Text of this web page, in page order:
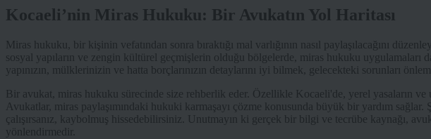
Kocaeli’nin Miras Hukuku: Bir Avukatın Yol Haritası
Miras hukuku, bir kişinin vefatından sonra bıraktığı mal varlığının nasıl paylaşılacağını
sosyal yapıların ve zengin kültürel geçmişlerin olduğu bölgelerde, miras hukuku uygulamaları
yapınızın, mülklerinizin ve hatta borçlarınızın detaylarını iyi bilmek, gelecekteki sorunları
Bir avukat, miras hukuku sürecinde size rehberlik eder. Özellikle Kocaeli'de, yerel yasaların ve
Avukatlar, miras paylaşımındaki hukuki karmaşayı çözme konusunda büyük bir yardım sağlar.
çalışırsanız, kaybolmuş hissedebilirsiniz. Unutmayın ki gerçek bir bilgi ve tecrübe kaynağı,
yönlendirmedir.